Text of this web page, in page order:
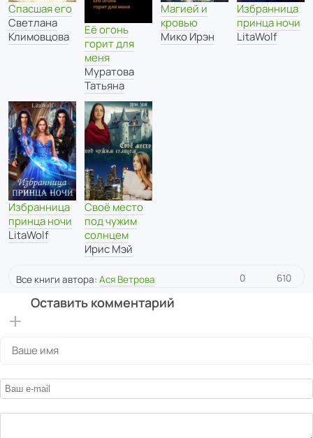
Спасшая его
Светлана
Климовцова
Её огонь
горит для
меня
Муратова
Татьяна
Магией и
кровью
Мико Ирэн
Избранница
принца ночи
LitaWolf
Избранница
принца ночи
LitaWolf
Своё место
под чужим
солнцем
Ирис Мэй
Все книги автора: Ася Ветрова 0 610
Оставить комментарий